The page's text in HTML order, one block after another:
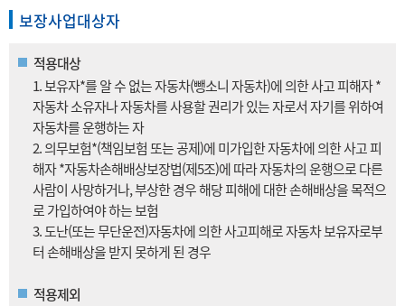
보장사업대상자
적용대상
1. 보유자*를 알 수 없는 자동차(뺑소니 자동차)에 의한 사고 피해자 *
자동차 소유자나 자동차를 사용할 권리가 있는 자로서 자기를 위하여
자동차를 운행하는 자
2. 의무보험*(책임보험 또는 공제)에 미가입한 자동차에 의한 사고 피
해자 *자동차손해배상보장법(제5조)에 따라 자동차의 운행으로 다른
사람이 사망하거나, 부상한 경우 해당 피해에 대한 손해배상을 목적으
로 가입하여야 하는 보험
3. 도난(또는 무단운전)자동차에 의한 사고피해로 자동차 보유자로부
터 손해배상을 받지 못하게 된 경우
적용제외